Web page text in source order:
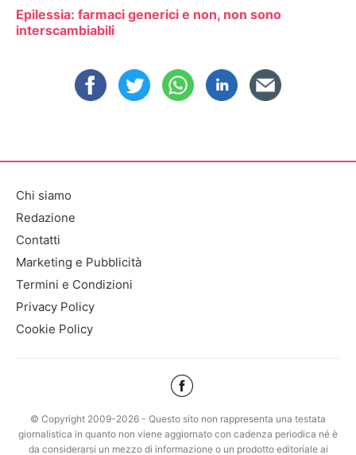
Epilessia: farmaci generici e non, non sono
interscambiabili
Chi siamo
Redazione
Contatti
Marketing e Pubblicità
Termini e Condizioni
Privacy Policy
Cookie Policy
© Copyright 2009-2026 - Questo sito non rappresenta una testata
giornalistica in quanto non viene aggiornato con cadenza periodica né è
da considerarsi un mezzo di informazione o un prodotto editoriale ai